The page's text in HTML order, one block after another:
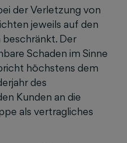
der Verletzung von
jeweils auf den
Der
Schaden im Sinne
höchstens dem
des
Kunden an die
als vertragliches